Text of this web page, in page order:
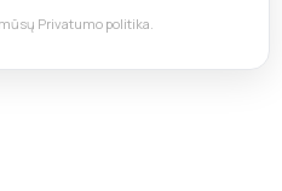
Privatumo politika